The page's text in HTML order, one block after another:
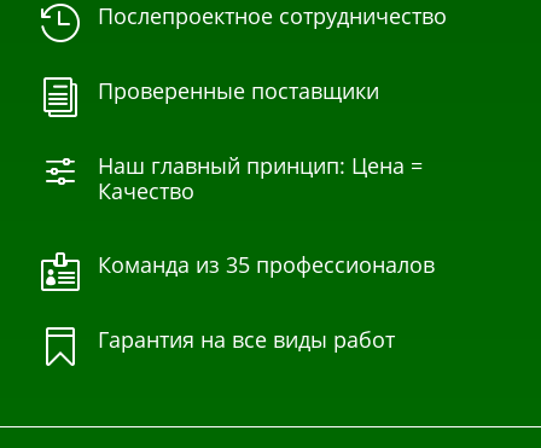
 Послепроектное сотрудничество
i Проверенные поставщики
f
Наш главный принцип: Цена =
Качество
 Команда из 35 профессионалов
 Гарантия на все виды работ